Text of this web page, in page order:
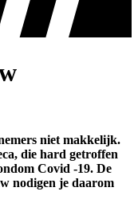
niet makkelijk.
die hard getroffen
Covid -19. De
nodigen je daarom